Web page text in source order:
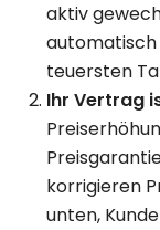
aktiv
teuersten
Ihr Vertrag
korrigieren
unten,